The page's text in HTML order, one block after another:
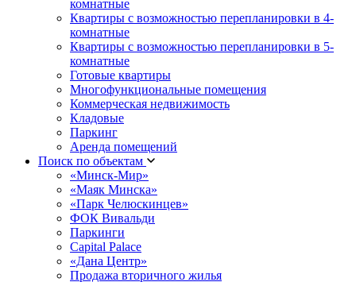
комнатные
Квартиры с возможностью перепланировки в 4-
комнатные
Квартиры с возможностью перепланировки в 5-
комнатные
Готовые квартиры
Многофункциональные помещения
Коммерческая недвижимость
Кладовые
Паркинг
Аренда помещений
Поиск по объектам
«Минск-Мир»
«Маяк Минска»
«Парк Челюскинцев»
ФОК Вивальди
Паркинги
Capital Palace
«Дана Центр»
Продажа вторичного жилья